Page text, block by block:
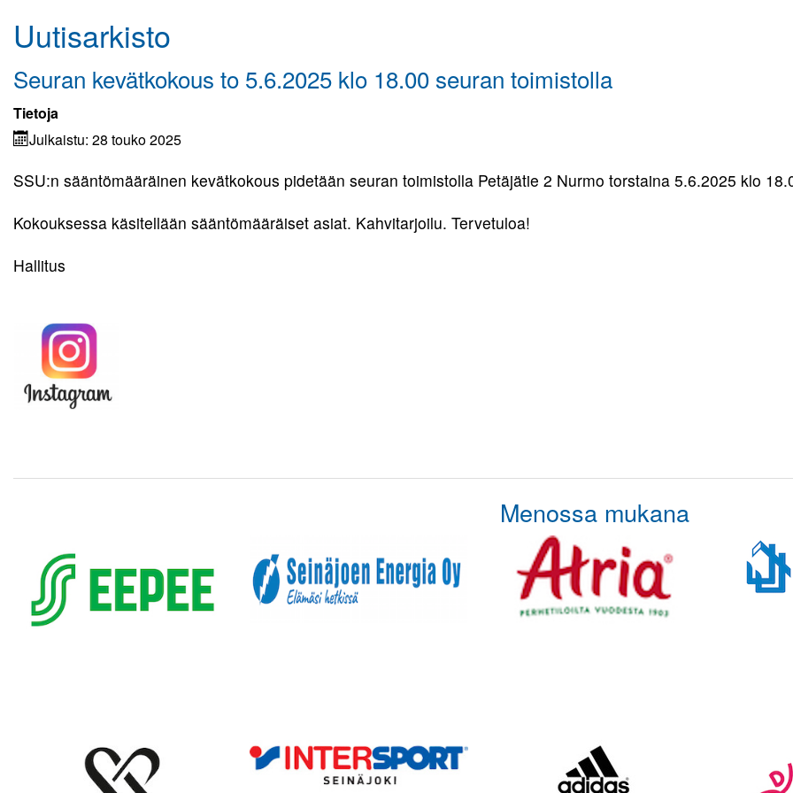
Kuvagalleria
Kumppanuus tekee hyvää
Yhteistyö UrheiluMehiläisen kanssa
Toiminnan tarkoitus
Uutisarkisto
Seuran kevätkokous to 5.6.2025 klo 18.00 seuran toimistolla
Tietoja
Julkaistu: 28 touko 2025
SSU:n sääntömääräinen kevätkokous pidetään seuran toimistolla Petäjätie 2 Nurmo torstaina 5.6.2025 klo
Kokouksessa käsitellään sääntömääräiset asiat. Kahvitarjoilu. Tervetuloa!
Hallitus
Menossa mukana